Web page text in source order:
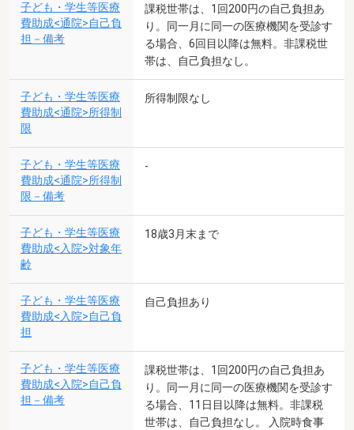
子ども・学生等医療
費助成<通院>自己負
担－備考
課税世帯は、1回200円の自己負担あ
り。同一月に同一の医療機関を受診す
る場合、6回目以降は無料。非課税世
帯は、自己負担なし。
子ども・学生等医療
費助成<通院>所得制
限
所得制限なし
子ども・学生等医療
費助成<通院>所得制
限－備考
-
子ども・学生等医療
費助成<入院>対象年
齢
18歳3月末まで
子ども・学生等医療
費助成<入院>自己負
担
自己負担あり
子ども・学生等医療
費助成<入院>自己負
担－備考
課税世帯は、1回200円の自己負担あ
り。同一月に同一の医療機関を受診す
る場合、11日目以降は無料。非課税
世帯は、自己負担なし。 入院時食事